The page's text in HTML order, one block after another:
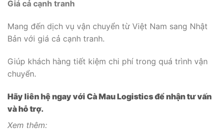
Giá cả cạnh tranh
Mang đến dịch vụ vận chuyển từ Việt Nam sang Nhật
Bản với giá cả cạnh tranh.
Giúp khách hàng tiết kiệm chi phí trong quá trình vận
chuyển.
Hãy liên hệ ngay với Cà Mau Logistics để nhận tư vấn
và hỗ trợ.
Xem thêm: